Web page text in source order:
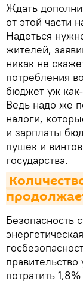
Ждать
от этой части
Надеться
жителей,
никак не
потребления
бюджет уж
Ведь надо же
налоги,
и зарплаты
пушек и
государства.
Безопасность
потратить